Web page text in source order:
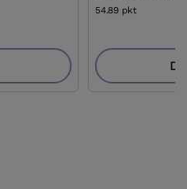
54.89 pktpunktów